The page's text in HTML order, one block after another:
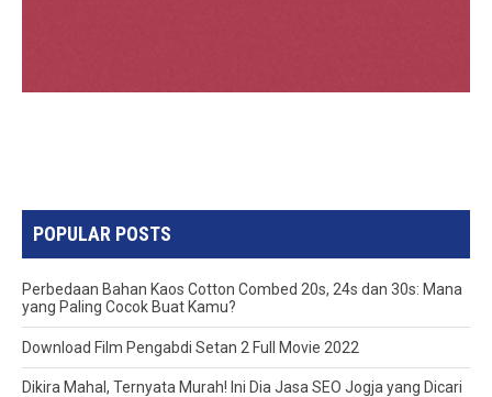
POPULAR POSTS
Perbedaan Bahan Kaos Cotton Combed 20s, 24s dan 30s: Mana
yang Paling Cocok Buat Kamu?
Download Film Pengabdi Setan 2 Full Movie 2022
Dikira Mahal, Ternyata Murah! Ini Dia Jasa SEO Jogja yang Dicari